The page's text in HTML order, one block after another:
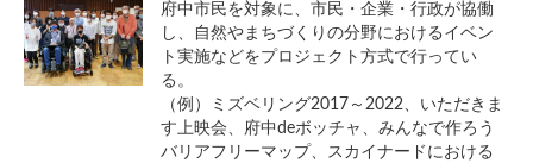
府中市民を対象に、市民・企業・行政が協働
し、自然やまちづくりの分野におけるイベン
ト実施などをプロジェクト方式で行ってい
る。
（例）ミズベリング2017～2022、いただきま
す上映会、府中deボッチャ、みんなで作ろう
バリアフリーマップ、スカイナードにおける